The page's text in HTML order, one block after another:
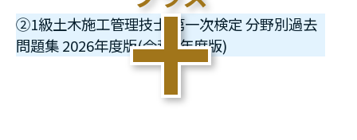
②1級土木施工管理技士 第一次検定 分野別過去
問題集 2026年度版(令和8年度版)